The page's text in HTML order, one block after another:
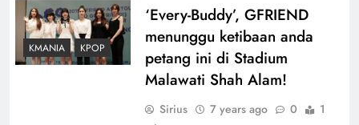
KMANIA KPOP
‘Every-Buddy’, GFRIEND
menunggu ketibaan anda
petang ini di Stadium
Malawati Shah Alam!
Sirius 7 years ago 0
1